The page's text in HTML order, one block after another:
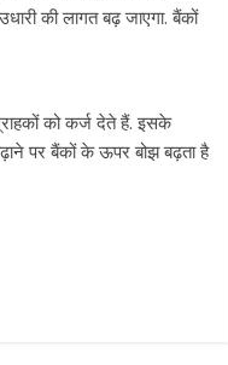
की लागत बढ़ जाएगा. बैंकों
को कर्ज देते हैं. इसके
पर बैंकों के ऊपर बोझ बढ़ता है